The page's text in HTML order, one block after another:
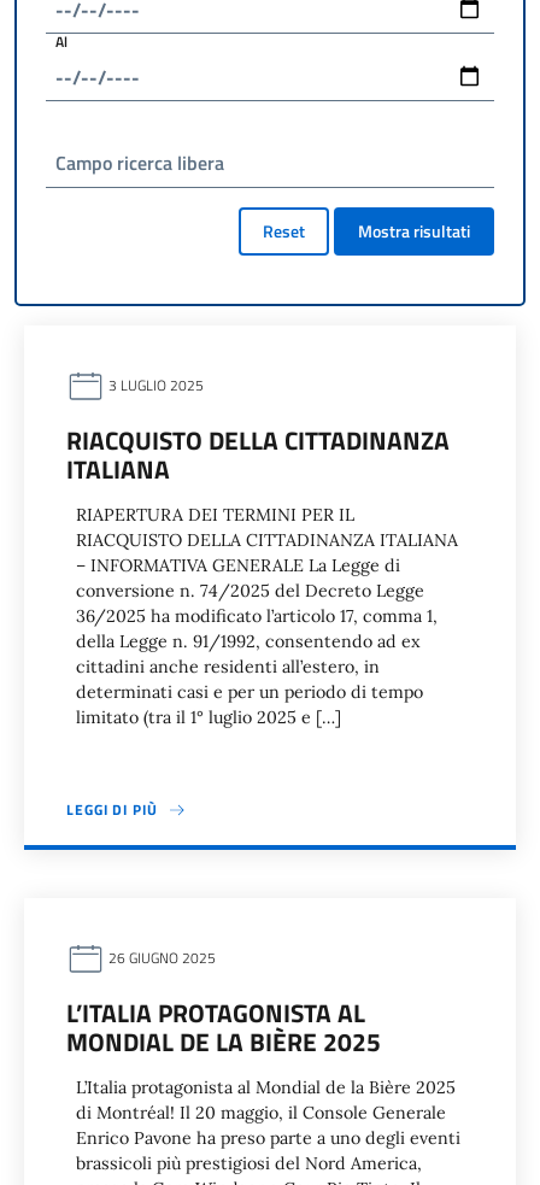
Al
Campo ricerca libera
Reset Mostra risultati
3 LUGLIO 2025
RIACQUISTO DELLA CITTADINANZA
ITALIANA
RIAPERTURA DEI TERMINI PER IL
RIACQUISTO DELLA CITTADINANZA ITALIANA
– INFORMATIVA GENERALE La Legge di
conversione n. 74/2025 del Decreto Legge
36/2025 ha modificato l’articolo 17, comma 1,
della Legge n. 91/1992, consentendo ad ex
cittadini anche residenti all’estero, in
determinati casi e per un periodo di tempo
limitato (tra il 1° luglio 2025 e […]
LEGGI DI PIÙ
26 GIUGNO 2025
L’ITALIA PROTAGONISTA AL
MONDIAL DE LA BIÈRE 2025
L’Italia protagonista al Mondial de la Bière 2025
di Montréal! Il 20 maggio, il Console Generale
Enrico Pavone ha preso parte a uno degli eventi
brassicoli più prestigiosi del Nord America,